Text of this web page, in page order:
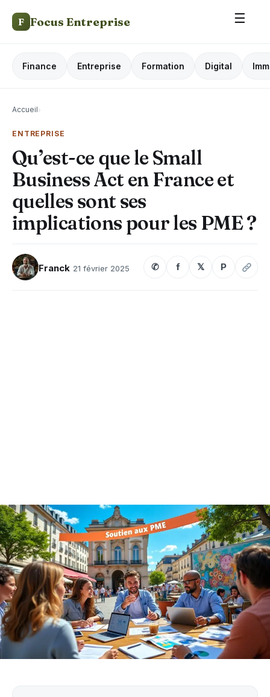
F Focus Entreprise ☰
Finance Entreprise Formation Digital
Accueil›
ENTREPRISE
Qu’est-ce que le Small
Business Act en France et
quelles sont ses
implications pour les PME ?
Franck 21 février 2025 ✆ f 𝕏 P